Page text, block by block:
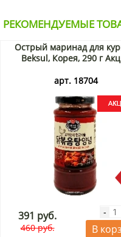
РЕКОМЕНДУЕМЫЕ
Острый маринад для
Beksul, Корея, 290 г
арт. 18704
391 руб.
460 руб.
-
В